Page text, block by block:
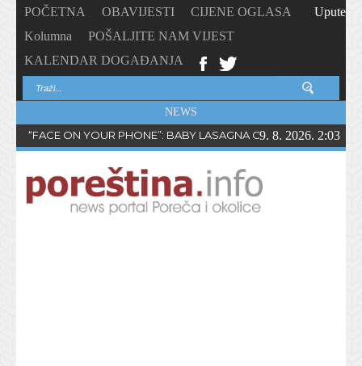
POČETNA OBAVIJESTI
CIJENE OGLASA
Kolumna
POŠALJITE NAM VIJEST
KALENDAR DOGAĐANJA
Upute
NEWS
“FACE ON YOUR PHONE”: BABY LASAGNA OBJAVIO NOVI
9. 8. 2026. 2:03